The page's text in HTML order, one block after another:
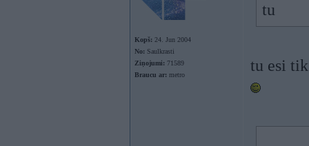
Kopš: 24. Jun 2004
No: Saulkrasti
Ziņojumi: 71589
Braucu ar: metro
tu
tu esi